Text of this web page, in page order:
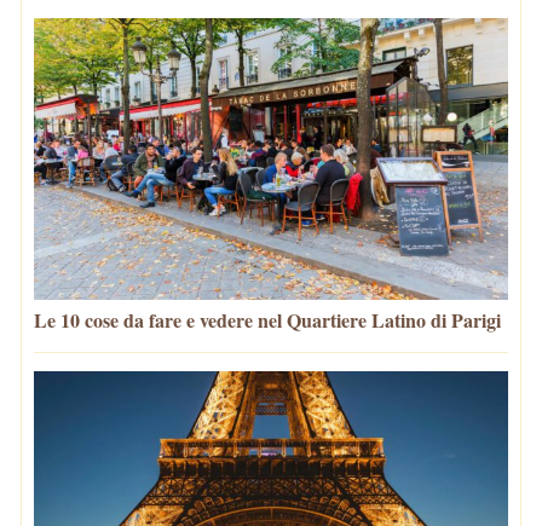
Le 10 cose da fare e vedere nel Quartiere Latino di Parigi